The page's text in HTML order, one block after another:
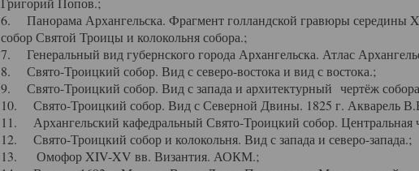
6. Панорама Архангельска. Фрагмент голландской гравюры середины
собор Святой Троицы и колокольня собора.;
7. Генеральный вид губернского города Архангельска. Атлас
8. Свято-Троицкий собор. Вид с северо-востока и вид с востока.;
9. Свято-Троицкий собор. Вид с запада и архитектурный чертёж
10. Свято-Троицкий собор. Вид с Северной Двины. 1825 г. Акварель
11. Архангельский кафедральный Свято-Троицкий собор. Центральная
12. Свято-Троицкий собор и колокольня. Вид с запада и северо-запада.;
13. Омофор XIV-XV вв. Византия. АОКМ.;